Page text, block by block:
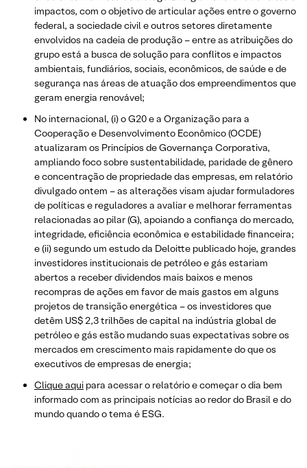
impactos, com o objetivo de articular ações entre o governo
federal, a sociedade civil e outros setores diretamente
envolvidos na cadeia de produção – entre as atribuições do
grupo está a busca de solução para conflitos e impactos
ambientais, fundiários, sociais, econômicos, de saúde e de
segurança nas áreas de atuação dos empreendimentos que
geram energia renovável;
No internacional, (i) o G20 e a Organização para a
Cooperação e Desenvolvimento Econômico (OCDE)
atualizaram os Princípios de Governança Corporativa,
ampliando foco sobre sustentabilidade, paridade de gênero
e concentração de propriedade das empresas, em relatório
divulgado ontem – as alterações visam ajudar formuladores
de políticas e reguladores a avaliar e melhorar ferramentas
relacionadas ao pilar (G), apoiando a confiança do mercado,
integridade, eficiência econômica e estabilidade financeira;
e (ii) segundo um estudo da Deloitte publicado hoje, grandes
investidores institucionais de petróleo e gás estariam
abertos a receber dividendos mais baixos e menos
recompras de ações em favor de mais gastos em alguns
projetos de transição energética – os investidores que
detêm US$ 2,3 trilhões de capital na indústria global de
petróleo e gás estão mudando suas expectativas sobre os
mercados em crescimento mais rapidamente do que os
executivos de empresas de energia;
Clique aqui para acessar o relatório e começar o dia bem
informado com as principais notícias ao redor do Brasil e do
mundo quando o tema é ESG.